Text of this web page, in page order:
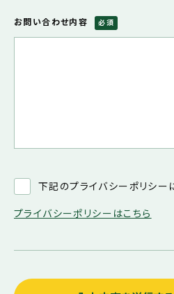
お問い合わせ内容 必須
下記のプライバシーポリシー
プライバシーポリシーはこちら